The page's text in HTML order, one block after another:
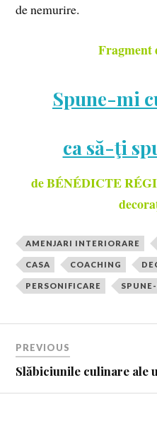
de nemurire.
Fragment
Spune-mi
ca să-ţi
de BÉNÉDICTE
AMENJARI INTERIORARE
CASA COACHING
PERSONIFICARE
PREVIOUS
Slăbiciunile culinare ale